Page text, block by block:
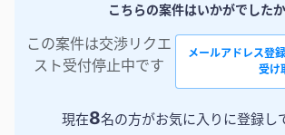
こちらの案件はいかがでした
この案件は交渉リクエ
スト受付停止中です
メールアドレス登
受け
現在8名の方がお気に入りに登録し